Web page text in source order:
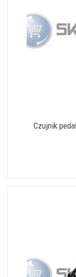
Czujnik